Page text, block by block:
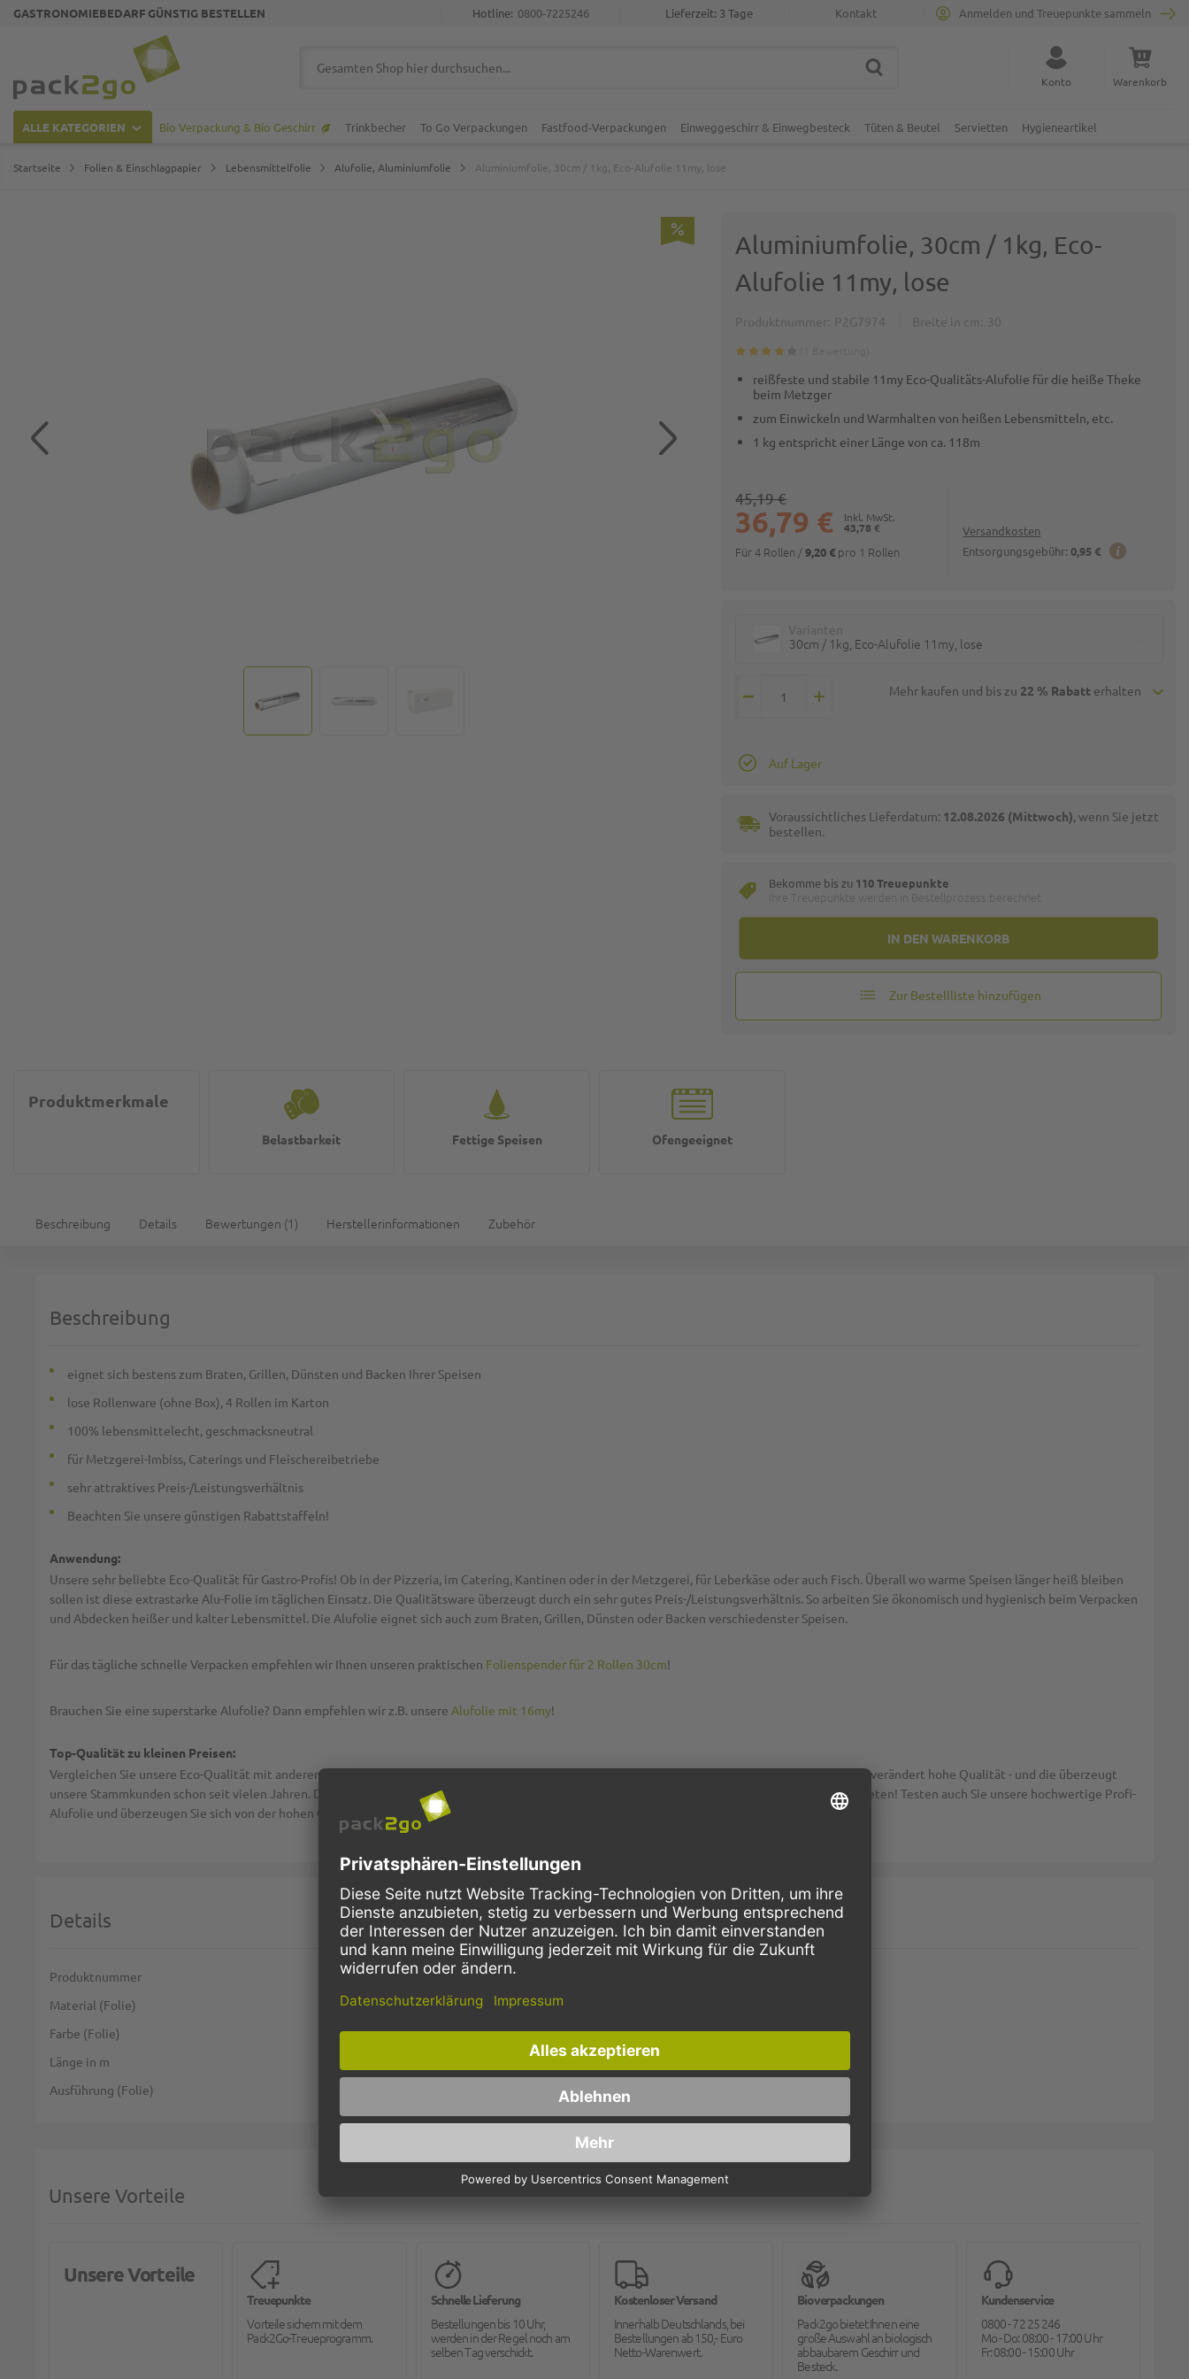
GASTRONOMIEBEDARF GÜNSTIG BESTELLEN Kontakt
Lieferzeit: 3 Tage
Hotline: 0800-7225246 Anmelden und Treuepunkte sammeln
Suche schließen
SUCHE Konto Warenkorb
ALLE KATEGORIEN Bio Verpackung & Bio Geschirr Trinkbecher To Go Verpackungen Fastfood-Verpackungen Einweggeschirr & Einwegbesteck Tüten & Beutel Servietten Hygieneartikel
Startseite Folien & Einschlagpapier Lebensmittelfolie Alufolie, Aluminiumfolie Aluminiumfolie, 30cm / 1kg, Eco-Alufolie 11my, lose
Aluminiumfolie, 30cm / 1kg, Eco-
Alufolie 11my, lose
reißfeste und stabile 11my Eco-Qualitäts-Alufolie für die heiße Theke
beim Metzger
zum Einwickeln und Warmhalten von heißen Lebensmitteln, etc.
1 kg entspricht einer Länge von ca. 118m
Versandkosten
Entsorgungsgebühr: 0,95 €
43,78 €
36,79 €
45,19 €
Für 4 Rollen /9,20 € pro 1 Rollen
30cm / 1kg, Eco-Alufolie 11my, lose
Mehr kaufen und bis zu 22 % Rabatterhalten
IN DEN WARENKORB
Auf Lager
Voraussichtliches Lieferdatum: 12.08.2026 (Mittwoch), wenn Sie jetzt
bestellen.
Bekomme bis zu 110 Treuepunkte
Zur Bestellliste hinzufügen
Produktmerkmale
Belastbarkeit Fettige Speisen Ofengeeignet
Beschreibung Details Bewertungen 1 Herstellerinformationen Zubehör
Beschreibung
eignet sich bestens zum Braten, Grillen, Dünsten und Backen Ihrer Speisen
lose Rollenware (ohne Box), 4 Rollen im Karton
100% lebensmittelecht, geschmacksneutral
für Metzgerei-Imbiss, Caterings und Fleischereibetriebe
sehr attraktives Preis-/Leistungsverhältnis
Beachten Sie unsere günstigen Rabattstaffeln!
Anwendung:
Unsere sehr beliebte Eco-Qualität für Gastro-Profis! Ob in der Pizzeria, im Catering, Kantinen oder in der Metzgerei, für Leberkäse oder auch Fisch. Überall wo warme Speisen länger heiß bleiben
sollen ist diese extrastarke Alu-Folie im täglichen Einsatz. Die Qualitätsware überzeugt durch ein sehr gutes Preis-/Leistungsverhältnis. So arbeiten Sie ökonomisch und hygienisch beim Verpacken
und Abdecken heißer und kalter Lebensmittel. Die Alufolie eignet sich auch zum Braten, Grillen, Dünsten oder Backen verschiedenster Speisen.
Für das tägliche schnelle Verpacken empfehlen wir Ihnen unseren praktischen Folienspender für 2 Rollen 30cm!
Brauchen Sie eine superstarke Alufolie? Dann empfehlen wir z.B. unsere Alufolie mit 16my!
Top-Qualität zu kleinen Preisen:
Vergleichen Sie unsere Eco-Qualität mit anderen Anbietern! Nicht immer ist der vermeintlich billigste Preis die beste Wahl. Entscheidend ist die unverändert hohe Qualität - und die überzeugt
unsere Stammkunden schon seit vielen Jahren. Dennoch können wir aufgrund unsere hohen Mengen große Einkaufsvorteile für Großverbraucher bieten! Testen auch Sie unsere hochwertige Profi-
Alufolie und überzeugen Sie sich von der hohen Qualität.
Details
Weitere Informationen
Produktnummer
P2G7974
Material (Folie)
Aluminium
Farbe (Folie)
Aluminium
Länge in m
Ausführung (Folie)
Unsere Vorteile
Unsere Vorteile
Treuepunkte
Vorteile sichern mit dem
Pack2Go-Treueprogramm.
Schnelle Lieferung
Bestellungen bis 10 Uhr,
werden in der Regel noch am
selben Tag verschickt.
Kostenloser Versand
Innerhalb Deutschlands, bei
Bestellungen ab 150,- Euro
Netto-Warenwert.
Bioverpackungen
Pack2go bietet Ihnen eine
große Auswahl an biologisch
abbaubarem Geschirr und
Besteck.
Kundenservice
0800 - 72 25 246
Mo - Do: 08:00 - 17:00 Uhr
Fr: 08:00 - 15:00 Uhr